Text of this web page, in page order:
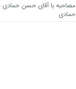
مصاحبه با آقای حسن حمادی
حمادی